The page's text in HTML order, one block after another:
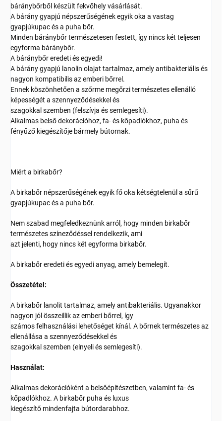
báránybőrből készült fekvőhely vásárlását.
A bárány gyapjú népszerűségének egyik oka a vastag
gyapjúkupac és a puha bőr.
Minden báránybőr természetesen festett, így nincs két teljesen
egyforma báránybőr.
A báránybőr eredeti és egyedi!
A bárány gyapjú lanolin olajat tartalmaz, amely antibakteriális és
nagyon kompatibilis az emberi bőrrel.
Ennek köszönhetően a szőrme megőrzi természetes ellenálló
képességét a szennyeződésekkel és
szagokkal szemben (felszívja és semlegesíti).
Alkalmas belső dekorációhoz, fa- és kőpadlókhoz, puha és
fényűző kiegészítője bármely bútornak.
Miért a birkabőr?
A birkabőr népszerűségének egyik fő oka kétségtelenül a sűrű
gyapjúkupac és a puha bőr.
Nem szabad megfeledkeznünk arról, hogy minden birkabőr
természetes színeződéssel rendelkezik, ami
azt jelenti, hogy nincs két egyforma birkabőr.
A birkabőr eredeti és egyedi anyag, amely bemelegít.
Összetétel:
A birkabőr lanolit tartalmaz, amely antibakteriális. Ugyanakkor
nagyon jól összeillik az emberi bőrrel, így
számos felhasználási lehetőséget kínál. A bőrnek természetes az
ellenállása a szennyeződésekkel és
szagokkal szemben (elnyeli és semlegesíti).
Használat:
Alkalmas dekorációként a belsőépítészetben, valamint fa- és
kőpadlókhoz. A birkabőr puha és luxus
kiegészítő mindenfajta bútordarabhoz.